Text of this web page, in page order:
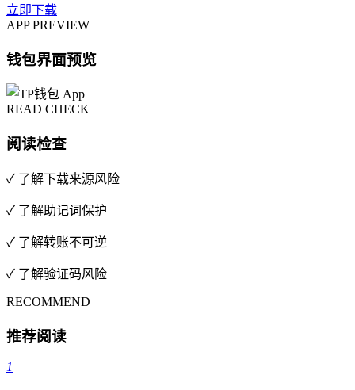
立即下载
APP PREVIEW
钱包界面预览
READ CHECK
阅读检查
✓ 了解下载来源风险
✓ 了解助记词保护
✓ 了解转账不可逆
✓ 了解验证码风险
RECOMMEND
推荐阅读
1